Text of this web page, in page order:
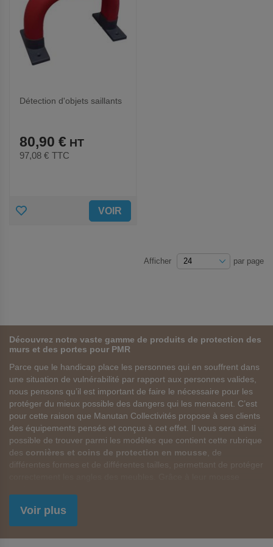
Détection d'objets saillants
80,90 €
97,08 € TTC
AJOUTER VOIR
Afficher par page
Découvrez notre vaste gamme de produits de protection des
murs et des portes pour PMR
Parce que le handicap place les personnes qui en souffrent dans
une situation de vulnérabilité par rapport aux personnes valides,
nous pensons qu’il est important de faire le nécessaire pour les
protéger du mieux possible des dangers qui les menacent. C’est
pour cette raison que Manutan Collectivités propose à ses clients
des équipements pensés et conçus à cet effet. Il vous sera ainsi
possible de trouver parmi les modèles que contient cette rubrique
des cornières et coins de protection en mousse , de
différentes formes et de différentes tailles, permettant de protéger
personnes souffrant de problèmes de mobilité. Vous trouverez
également dans cette rubrique des coudes ainsi que des raccords
pour barrières modulables ou poteaux.
Voir plus